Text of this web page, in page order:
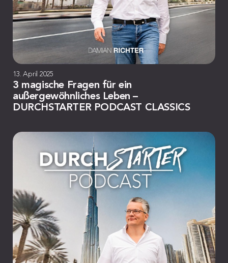
13. April 2025
3 magische Fragen für ein
außergewöhnliches Leben –
DURCHSTARTER PODCAST CLASSICS